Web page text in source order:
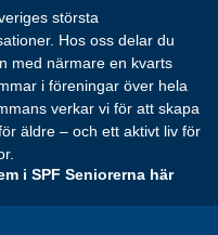
största
Hos oss delar du
med närmare en kvarts
i föreningar över hela
verkar vi för att skapa
äldre – och ett aktivt liv för
i SPF Seniorerna här